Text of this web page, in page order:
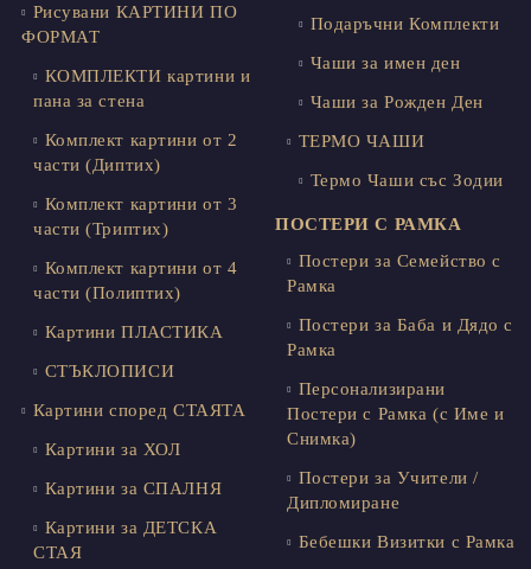
Рисувани КАРТИНИ ПО
ФОРМАТ
КОМПЛЕКТИ картини и
пана за стена
Комплект картини от 2
части (Диптих)
Комплект картини от 3
части (Триптих)
Комплект картини от 4
части (Полиптих)
Картини ПЛАСТИКА
СТЪКЛОПИСИ
Картини според СТАЯТА
Картини за ХОЛ
Картини за СПАЛНЯ
Картини за ДЕТСКА
СТАЯ
Подаръчни Комплекти
Чаши за имен ден
Чаши за Рожден Ден
ТЕРМО ЧАШИ
Термо Чаши със Зодии
ПОСТЕРИ С РАМКА
Постери за Семейство с
Рамка
Постери за Баба и Дядо с
Рамка
Персонализирани
Постери с Рамка (с Име и
Снимка)
Постери за Учители /
Дипломиране
Бебешки Визитки с Рамка